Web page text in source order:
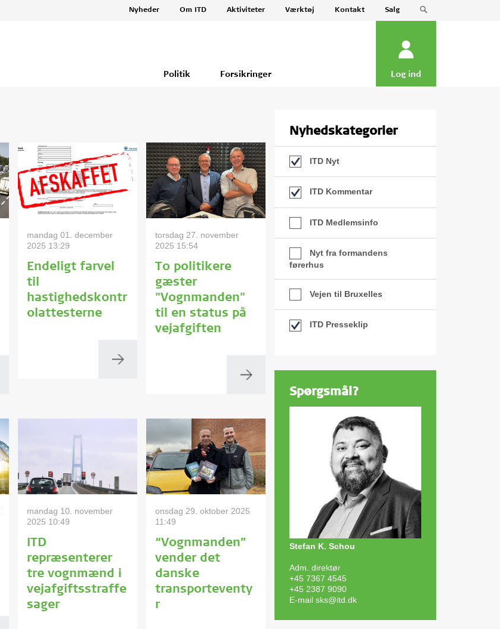
Nyheder Om ITD Aktiviteter Værktøj Kontakt Salg
Politik Forsikringer Log ind
mandag 01. december
2025 13:29
Endeligt farvel
til
hastighedskontr
olattesterne
torsdag 27. november
2025 15:54
To politikere
gæster
"Vognmanden"
til en status på
vejafgiften
mandag 10. november
2025 10:49
ITD
repræsenterer
tre vognmænd i
vejafgiftsstraffe
sager
onsdag 29. oktober 2025
11:49
“Vognmanden”
vender det
danske
transporteventy
r
Nyhedskategorier
ITD Nyt
ITD Kommentar
ITD Medlemsinfo
Nyt fra formandens
førerhus
Vejen til Bruxelles
ITD Presseklip
Spørgsmål?
Stefan K. Schou
Adm. direktør
+45 7367 4545
+45 2387 9090
E-mail sks@itd.dk